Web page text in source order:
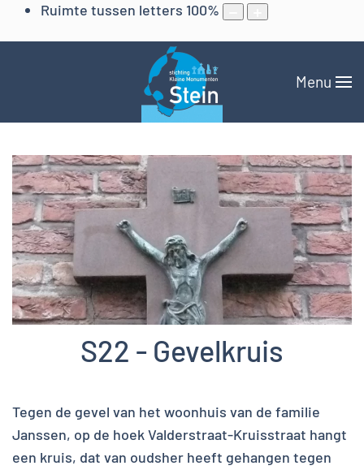
Ruimte tussen letters 100%
Menu
S22 - Gevelkruis
Tegen de gevel van het woonhuis van de familie
Janssen, op de hoek Valderstraat-Kruisstraat hangt
een kruis, dat van oudsher heeft gehangen tegen